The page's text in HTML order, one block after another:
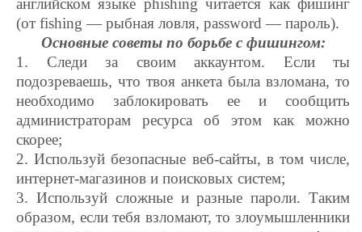
английском языке phishing читается как фишинг
(от fishing — рыбная ловля, password — пароль).
Основные советы по борьбе с фишингом:
1. Следи за своим аккаунтом. Если ты
подозреваешь, что твоя анкета была взломана, то
необходимо заблокировать ее и сообщить
администраторам ресурса об этом как можно
скорее;
2. Используй безопасные веб-сайты, в том числе,
интернет-магазинов и поисковых систем;
3. Используй сложные и разные пароли. Таким
образом, если тебя взломают, то злоумышленники